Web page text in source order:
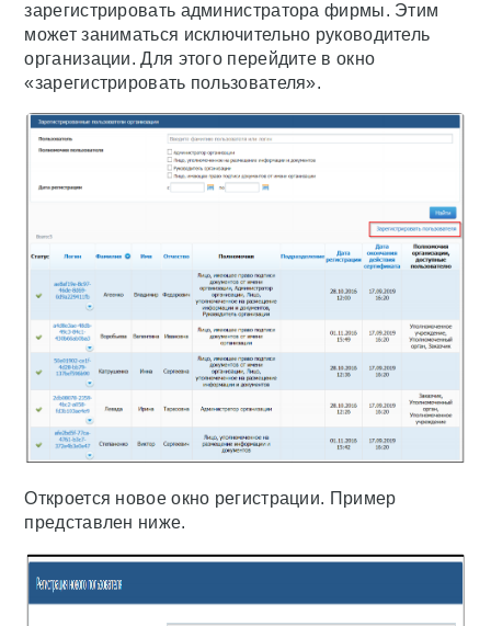
зарегистрировать администратора фирмы. Этим
может заниматься исключительно руководитель
организации. Для этого перейдите в окно
«зарегистрировать пользователя».
Откроется новое окно регистрации. Пример
представлен ниже.